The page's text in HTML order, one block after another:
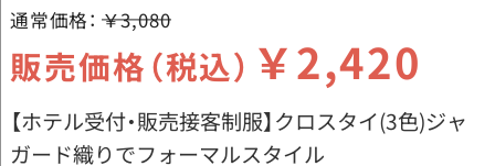
通常価格： ￥3,080
販売価格（税込） ￥2,420
【ホテル受付・販売接客制服】クロスタイ(3色)ジャ
ガード織りでフォーマルスタイル